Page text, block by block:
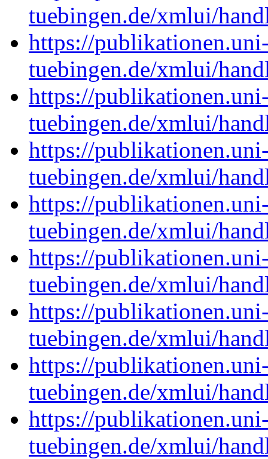
tuebingen.de/xmlui/
https://
tuebingen.de/xmlui/
https://
tuebingen.de/xmlui/
https://
tuebingen.de/xmlui/
https://
tuebingen.de/xmlui/
https://
tuebingen.de/xmlui/
https://
tuebingen.de/xmlui/
https://
tuebingen.de/xmlui/
https://
tuebingen.de/xmlui/